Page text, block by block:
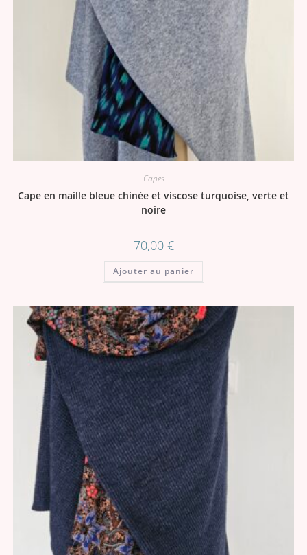
Capes
Cape en maille bleue chinée et viscose turquoise, verte et
noire
70,00 €
Ajouter au panier